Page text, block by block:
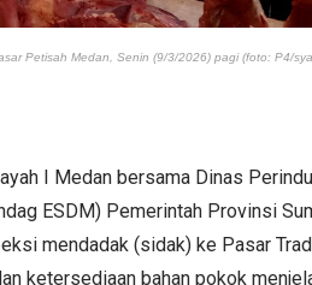
Petisah Medan, Senin (9/3/2026) pagi (foto: P4/
I Medan bersama Dinas
ESDM) Pemerintah Provinsi
mendadak (sidak) ke Pasar
ketersediaan bahan pokok